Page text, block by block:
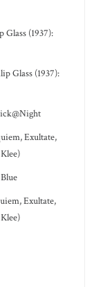
Glass (1937):
Glass (1937):
Exultate,
Exultate,